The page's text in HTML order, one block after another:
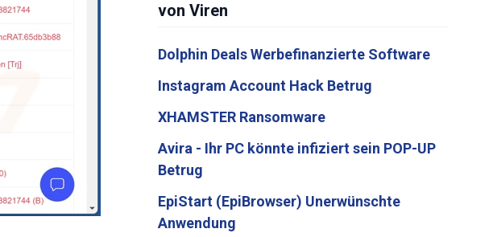
von Viren
Dolphin Deals Werbefinanzierte Software
Instagram Account Hack Betrug
XHAMSTER Ransomware
Avira - Ihr PC könnte infiziert sein POP-UP
Betrug
EpiStart (EpiBrowser) Unerwünschte
Anwendung